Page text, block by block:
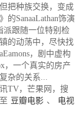
把种族交换，变成
SanaaLathan饰演
派跟随一位特别检
的动荡中，尽快找
，剧中虚构
，一个真实的房产
杂的关系...
TV，芒果网，搜
豆瓣电影 、
电视